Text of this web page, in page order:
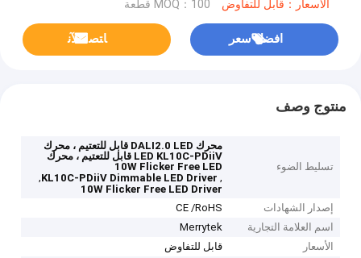
الأسعار：قابل للتفاوض MOQ：100 قطعة
افضل سعر ﺎﺘﺼﻟ ﺍﻶﻧ
منتوج وصف
تسليط الضوء
محرك DALI2.0 LED قابل للتعتيم ، محرك
LED KL10C-PDiiV قابل للتعتيم ، محرك
10W Flicker Free LED
,
KL10C-PDiiV Dimmable LED Driver
,
10W Flicker Free LED Driver
إصدار الشهادات
CE /RoHS
اسم العلامة التجارية
Merrytek
الأسعار
قابل للتفاوض